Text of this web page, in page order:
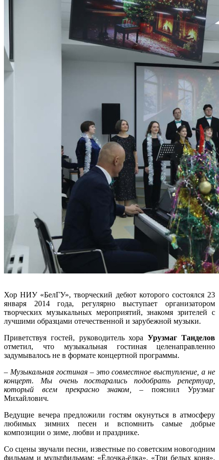
Хор НИУ «БелГУ», творческий дебют которого состоялся 23
января 2014 года, регулярно выступает организатором
творческих музыкальных мероприятий, знакомя зрителей с
лучшими образцами отечественной и зарубежной музыки.
Приветствуя гостей, руководитель хораУрузмаг Танделов
отметил, что музыкальная гостиная целенаправленно
задумывалось не в формате концертной программы.
– Музыкальная гостиная – это совместное выступление, а не
концерт. Мы очень постарались подобрать репертуар,
который всем прекрасно знаком, –пояснил Урузмаг
Михайлович.
Ведущие вечера предложили гостям окунуться в атмосферу
любимых зимних песен и вспомнить самые добрые
композиции о зиме, любви и празднике.
Со сцены звучали песни, известные по советским новогодним
фильмам и мультфильмам: «Ёлочка-ёлка», «Три белых коня»,